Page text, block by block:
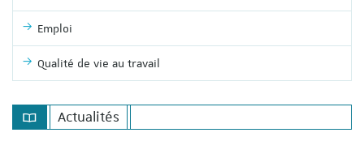
Emploi
Qualité de vie au travail
Actualités